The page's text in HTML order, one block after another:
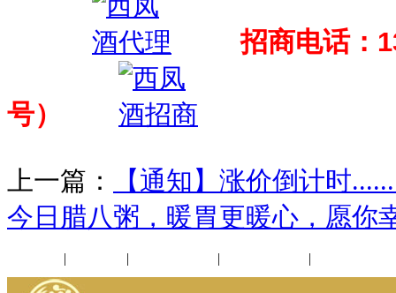
招商电话：
号）
上一篇：
【通知】涨价倒计时
今日腊八粥，暖胃更暖心，愿你
| | | |